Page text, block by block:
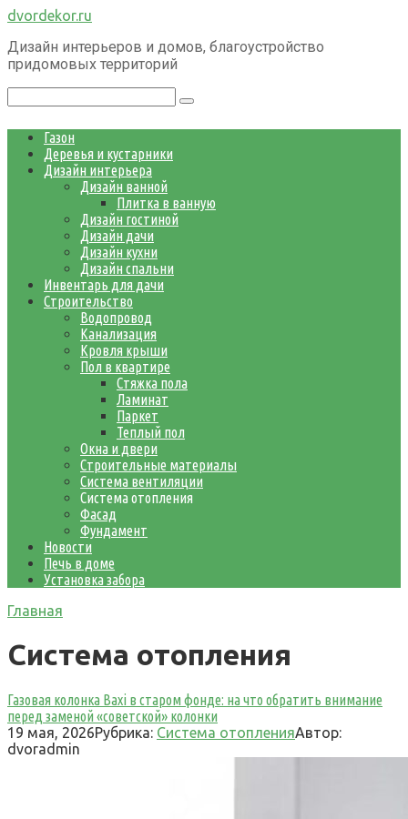
Перейти
контенту
dvordekor.ru
Дизайн интерьеров и домов, благоустройство
придомовых территорий
Газон
Деревья и кустарники
Дизайн интерьера
Дизайн ванной
Плитка в ванную
Дизайн гостиной
Дизайн дачи
Дизайн кухни
Дизайн спальни
Инвентарь для дачи
Строительство
Водопровод
Канализация
Кровля крыши
Пол в квартире
Стяжка пола
Ламинат
Паркет
Теплый пол
Окна и двери
Строительные материалы
Система вентиляции
Система отопления
Фасад
Фундамент
Новости
Печь в доме
Установка забора
Главная
Система отопления
Газовая колонка Baxi в старом фонде: на что обратить внимание
перед заменой «советской» колонки
19 мая, 2026Рубрика: Система отопленияАвтор:
dvoradmin